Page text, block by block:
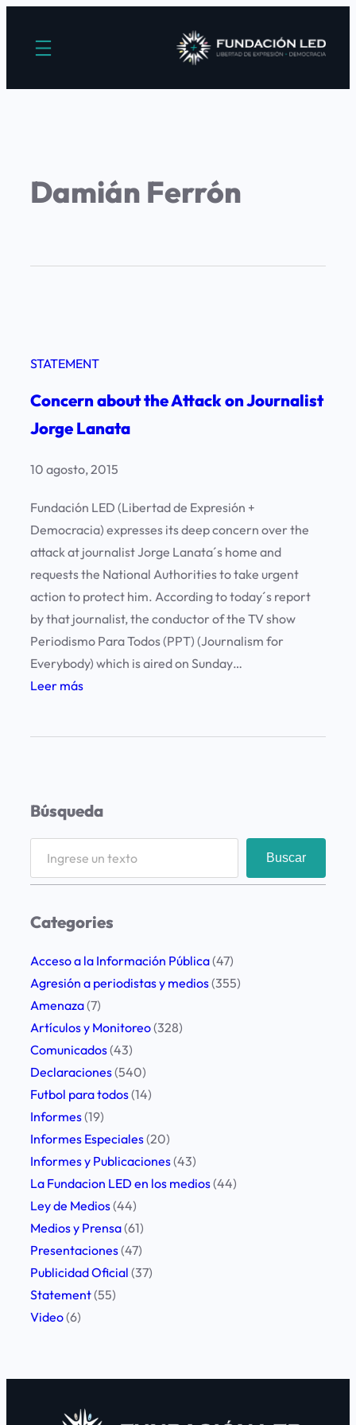
Damián Ferrón
STATEMENT
Concern about the Attack on Journalist
Jorge Lanata
10 agosto, 2015
Fundación LED (Libertad de Expresión +
Democracia) expresses its deep concern over the
attack at journalist Jorge Lanata´s home and
requests the National Authorities to take urgent
action to protect him. According to today´s report
by that journalist, the conductor of the TV show
Periodismo Para Todos (PPT) (Journalism for
Everybody) which is aired on Sunday…
Leer más:
r
n
a
b
u
t
h
a
c
J
u
i
t
Búsqueda
r
h
Buscar
Categories
Acceso a la Información Pública(47)
Agresión a periodistas y medios(355)
Amenaza(7)
Artículos y Monitoreo(328)
Comunicados(43)
Declaraciones(540)
Futbol para todos(14)
Informes(19)
Informes Especiales(20)
Informes y Publicaciones(43)
La Fundacion LED en los medios(44)
Ley de Medios(44)
Medios y Prensa(61)
Presentaciones(47)
Publicidad Oficial (37)
Statement(55)
Video(6)